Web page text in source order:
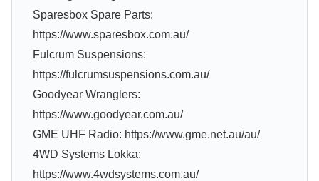
Sparesbox Spare Parts:
https://www.sparesbox.com.au/
Fulcrum Suspensions:
https://fulcrumsuspensions.com.au/
Goodyear Wranglers:
https://www.goodyear.com.au/
GME UHF Radio: https://www.gme.net.au/au/
4WD Systems Lokka:
https://www.4wdsystems.com.au/